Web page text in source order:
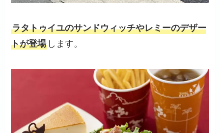
ラタトゥイユのサンドウィッチやレミーのデザー
トが登場 します。